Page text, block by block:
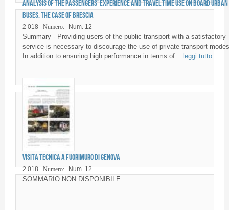
Analysis of the passengers’ experience and travel time use on board urban
buses. The case of Brescia
2 018 Numero: Num. 12
Summary - Providing users of the public transport with a satisfactory
service is necessary to discourage the use of private transport
In addition to ensuring high performance in terms of... leggi tutto
Visita tecnica a FuoriMuro di Genova
2 018 Numero: Num. 12
SOMMARIO NON DISPONIBILE